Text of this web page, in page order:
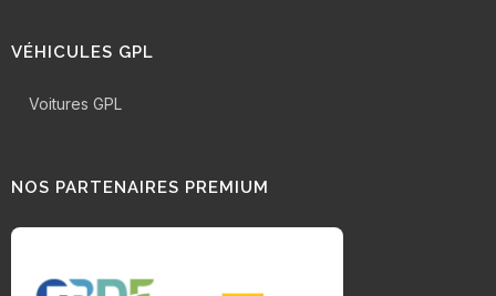
VÉHICULES GPL
Voitures GPL
NOS PARTENAIRES PREMIUM